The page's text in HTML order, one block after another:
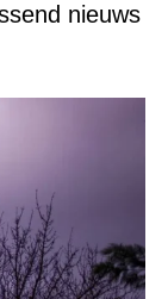
nieuws